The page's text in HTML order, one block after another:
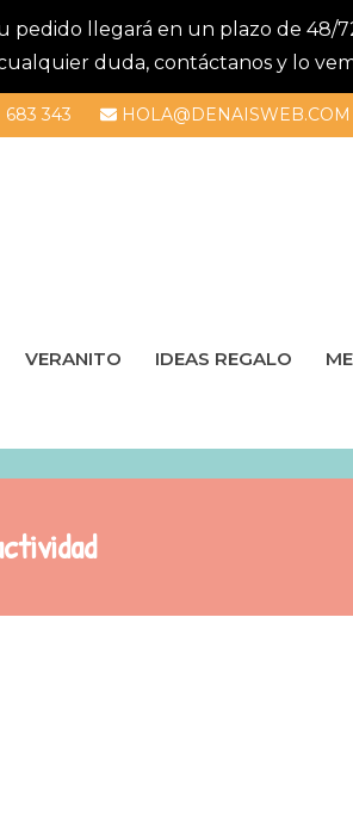
pedido llegará en un plazo de 48/
duda, contáctanos y lo
683 343 HOLA@DENAISWEB.COM
VERANITO IDEAS REGALO